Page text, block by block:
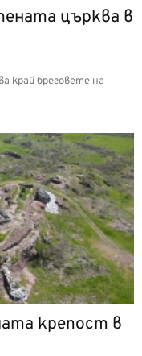
църква в
край бреговете на
крепост в